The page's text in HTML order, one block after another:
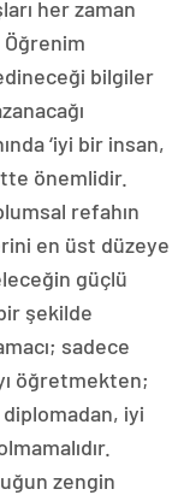
her zaman
bilgiler
‘iyi bir insan,
önemlidir.
refahın
en üst düzeye
güçlü
şekilde
sadece
öğretmekten;
iyi
zengin